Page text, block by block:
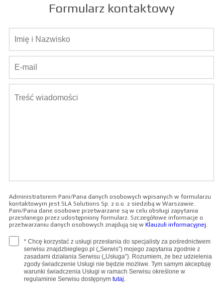
Formularz kontaktowy
Administratorem Pani/Pana danych osobowych wpisanych w formularzu
kontaktowym jest SLA Solutions Sp. z o.o. z siedzibą w Warszawie.
Pani/Pana dane osobowe przetwarzane są w celu obsługi zapytania
przesłanego przez udostępniony formularz. Szczegółowe informacje o
przetwarzaniu danych osobowych znajdują się w Klauzuli informacyjnej.
* Chcę korzystać z usługi przesłania do specjalisty za pośrednictwem
serwisu znajdzbieglego.pl („Serwis”) mojego zapytania zgodnie z
zasadami działania Serwisu („Usługa”). Rozumiem, że bez udzielenia
zgody świadczenie Usługi nie będzie możliwe. Tym samym akceptuję
warunki świadczenia Usługi w ramach Serwisu określone w
regulaminie Serwisu dostępnym tutaj.